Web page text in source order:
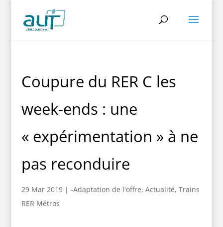
Coupure du RER C les
week-ends : une
« expérimentation » à ne
pas reconduire
29 Mar 2019| -Adaptation de l'offre, Actualité, Trains
RER Métros